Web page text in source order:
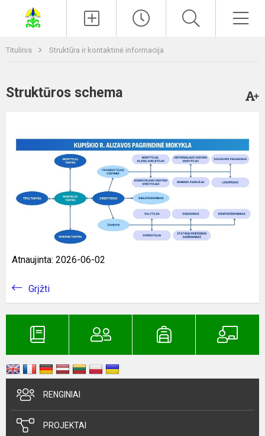
Titulinis Struktūra ir kontaktinė informacija
Struktūros schema
Atnaujinta: 2026-06-02
Grįžti
RENGINIAI
PROJEKTAI